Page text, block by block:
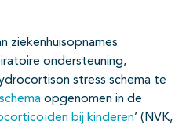
ziekenhuisopnames
ondersteuning,
stress schema te
schema opgenomen in de
bij kinderen’ (NVK,